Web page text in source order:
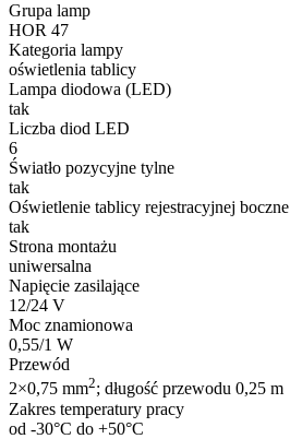
Grupa lamp
HOR 47
Kategoria lampy
oświetlenia tablicy
Lampa diodowa (LED)
tak
Liczba diod LED
6
Światło pozycyjne tylne
tak
Oświetlenie tablicy rejestracyjnej boczne
tak
Strona montażu
uniwersalna
Napięcie zasilające
12/24 V
Moc znamionowa
0,55/1 W
Przewód
2×0,75 mm2; długość przewodu 0,25 m
Zakres temperatury pracy
od -30°C do +50°C